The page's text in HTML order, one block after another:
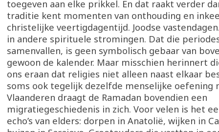
toegeven aan elke prikkel. En dat raakt verder
traditie kent momenten van onthouding en
christelijke veertigdagentijd. Joodse
in andere spirituele stromingen. Dat die
samenvallen, is geen symbolisch gebaar van
gewoon de kalender. Maar misschien herinnert
ons eraan dat religies niet alleen naast elkaar
soms ook tegelijk dezelfde menselijke oefening
Vlaanderen draagt de Ramadan bovendien een
migratiegeschiedenis in zich. Voor velen is het
echo’s van elders: dorpen in Anatolië, wijken in